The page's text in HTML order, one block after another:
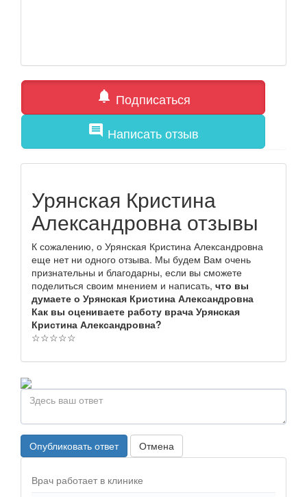
notifications Подписаться
comment Написать отзыв
Урянская Кристина
Александровна отзывы
К сожалению, о Урянская Кристина Александровна
еще нет ни одного отзыва. Мы будем Вам очень
признательны и благодарны, если вы сможете
поделиться своим мнением и написать, что вы
думаете о Урянская Кристина Александровна
Как вы оцениваете работу врача Урянская
Кристина Александровна?
☆☆☆☆☆
Опубликовать ответ Отмена
Врач работает в клинике